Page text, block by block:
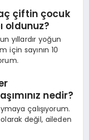
çiftin çocuk
oldunuz?
yıllardır yoğun
için sayının 10
nedir?
çalışıyorum.
değil, aileden